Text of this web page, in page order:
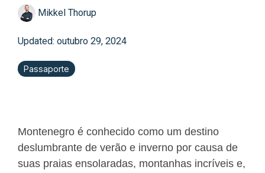
Mikkel Thorup
Updated: outubro 29, 2024
Passaporte
Montenegro é conhecido como um destino
deslumbrante de verão e inverno por causa de
suas praias ensolaradas, montanhas incríveis e,